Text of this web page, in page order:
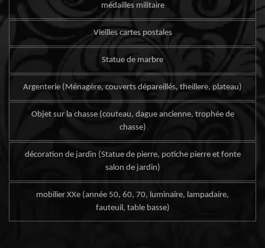
médailles militaire
Vieilles cartes postales
Statue de marbre
Argenterie (Ménagère, couverts dépareillés, theillere, plateau)
Objet sur la chasse (couteau, dague ancienne, trophée de
chasse)
décoration de jardin (Statue de pierre, potiche pierre et fonte
salon de jardin)
mobilier XXe (année 50, 60, 70, luminaire, lampadaire,
fauteuil, table basse)